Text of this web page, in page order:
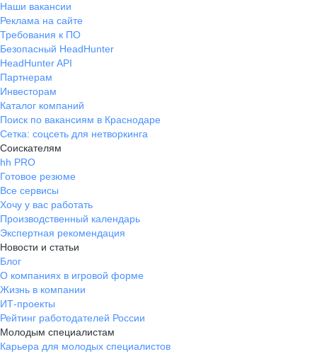
Наши вакансии
Реклама на сайте
Требования к ПО
Безопасный HeadHunter
HeadHunter API
Партнерам
Инвесторам
Каталог компаний
Поиск по вакансиям в Краснодаре
Сетка: соцсеть для нетворкинга
Соискателям
hh PRO
Готовое резюме
Все сервисы
Хочу у вас работать
Производственный календарь
Экспертная рекомендация
Новости и статьи
Блог
О компаниях в игровой форме
Жизнь в компании
ИТ-проекты
Рейтинг работодателей России
Молодым специалистам
Карьера для молодых специалистов